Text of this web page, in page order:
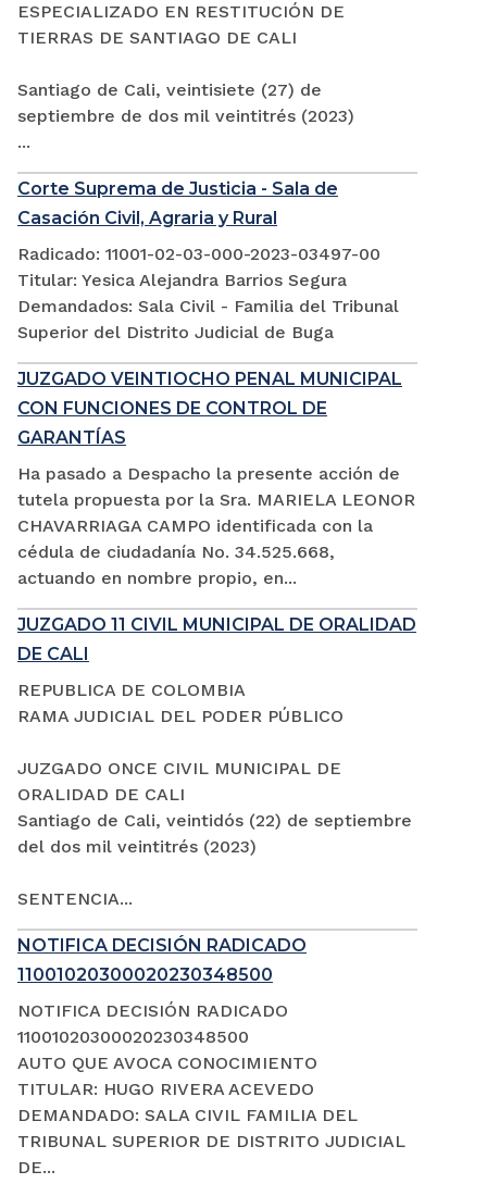
ESPECIALIZADO EN RESTITUCIÓN DE
TIERRAS DE SANTIAGO DE CALI
Santiago de Cali, veintisiete (27) de
septiembre de dos mil veintitrés (2023)
...
Corte Suprema de Justicia - Sala de
Casación Civil, Agraria y Rural
Radicado: 11001-02-03-000-2023-03497-00
Titular: Yesica Alejandra Barrios Segura
Demandados: Sala Civil - Familia del Tribunal
Superior del Distrito Judicial de Buga
JUZGADO VEINTIOCHO PENAL MUNICIPAL
CON FUNCIONES DE CONTROL DE
GARANTÍAS
Ha pasado a Despacho la presente acción de
tutela propuesta por la Sra. MARIELA LEONOR
CHAVARRIAGA CAMPO identificada con la
cédula de ciudadanía No. 34.525.668,
actuando en nombre propio, en...
JUZGADO 11 CIVIL MUNICIPAL DE ORALIDAD
DE CALI
REPUBLICA DE COLOMBIA
RAMA JUDICIAL DEL PODER PÚBLICO
JUZGADO ONCE CIVIL MUNICIPAL DE
ORALIDAD DE CALI
Santiago de Cali, veintidós (22) de septiembre
del dos mil veintitrés (2023)
SENTENCIA...
NOTIFICA DECISIÓN RADICADO
11001020300020230348500
NOTIFICA DECISIÓN RADICADO
11001020300020230348500
AUTO QUE AVOCA CONOCIMIENTO
TITULAR: HUGO RIVERA ACEVEDO
DEMANDADO: SALA CIVIL FAMILIA DEL
TRIBUNAL SUPERIOR DE DISTRITO JUDICIAL
DE...